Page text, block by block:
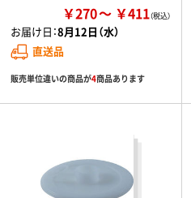
￥270 ￥411
お届け日：8月12日（水）
直送品
販売単位違いの商品が4商品あります